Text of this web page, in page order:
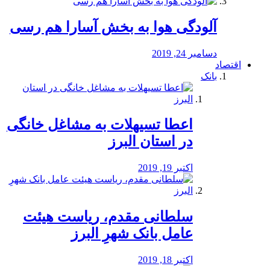
آلودگی هوا به بخش آسارا هم رسی
دسامبر 24, 2019
اقتصاد
بانک
️اعطا تسیهلات به مشاغل خانگی
در استان البرز
اکتبر 19, 2019
سلطانی مقدم، ریاست هیئت
عامل بانک شهرِ البرز
اکتبر 18, 2019